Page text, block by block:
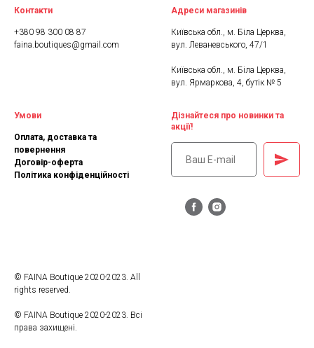
Контакти
+380 98 300 08 87
faina.boutiques@gmail.com
Адреси магазинів
Київська обл., м. Біла Церква,
вул. Леваневського, 47/1
Київська обл., м. Біла Церква,
вул. Ярмаркова, 4, бутік № 5
Умови
Оплата, доставка та
повернення
Договір-оферта
Політика конфіденційності
Дізнайтеся про новинки та
акції!
© FAINA Boutique 2020-2023. All
rights reserved.
© FAINA Boutique 2020-2023. Всі
права захищені.